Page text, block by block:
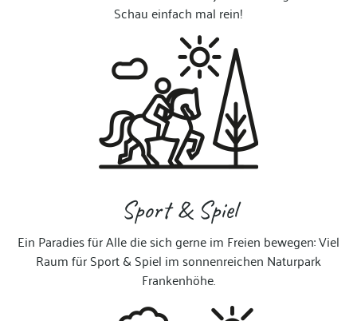
Schau einfach mal rein!
Sport & Spiel
Ein Paradies für Alle die sich gerne im Freien bewegen: Viel
Raum für Sport & Spiel im sonnenreichen Naturpark
Frankenhöhe.